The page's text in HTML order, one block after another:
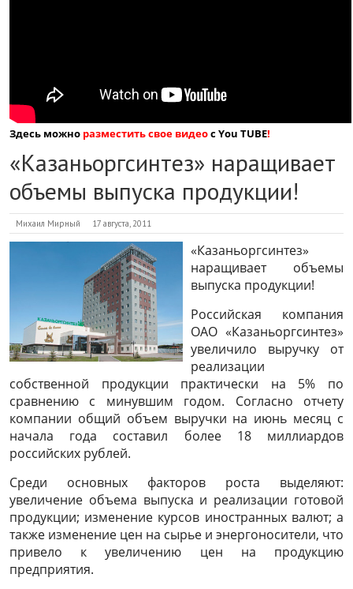
Здесь можно разместить свое видеос You TUBE!
«Казаньоргсинтез» наращивает
объемы выпуска продукции!
Михаил Мирный 17 августа, 2011
«Казаньоргсинтез»
наращивает объемы
выпуска продукции!
Российская компания
ОАО «Казаньоргсинтез»
увеличило выручку от
реализации
собственной продукции практически на 5% по
сравнению с минувшим годом. Согласно отчету
компании общий объем выручки на июнь месяц с
начала года составил более 18 миллиардов
российских рублей.
Среди основных факторов роста выделяют:
увеличение объема выпуска и реализации готовой
продукции; изменение курсов иностранных валют; а
также изменение цен на сырье и энергоносители, что
привело к увеличению цен на продукцию
предприятия.